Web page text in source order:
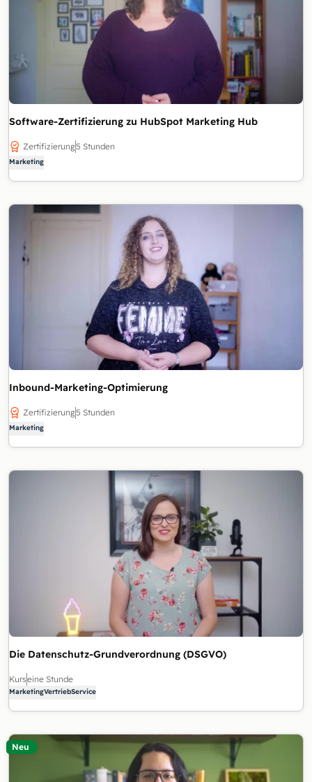
Software-Zertifizierung zu HubSpot Marketing Hub
Zertifizierung5 Stunden
Marketing
Inbound-Marketing-Optimierung
Zertifizierung5 Stunden
Marketing
Die Datenschutz-Grundverordnung (DSGVO)
Kurseine Stunde
MarketingVertriebService
Neu